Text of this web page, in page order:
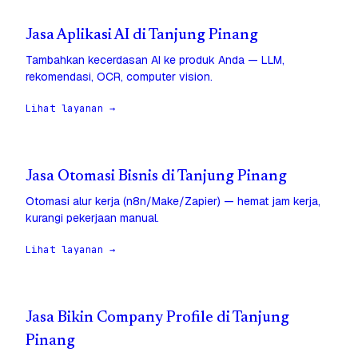
Jasa Aplikasi AI di Tanjung Pinang
Tambahkan kecerdasan AI ke produk Anda — LLM,
rekomendasi, OCR, computer vision.
Lihat layanan →
Jasa Otomasi Bisnis di Tanjung Pinang
Otomasi alur kerja (n8n/Make/Zapier) — hemat jam kerja,
kurangi pekerjaan manual.
Lihat layanan →
Jasa Bikin Company Profile di Tanjung
Pinang